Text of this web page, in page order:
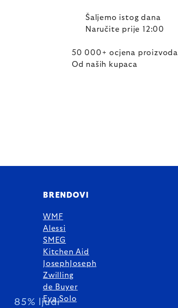
Šaljemo istog dana
Naručite prije 12:00
50 000+ ocjena proizvoda
Od naših kupaca
85% ljudi
BRENDOVI
WMF
Alessi
SMEG
Kitchen Aid
JosephJoseph
Zwilling
de Buyer
Eva Solo